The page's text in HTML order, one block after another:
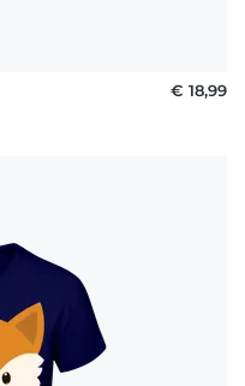
€ 18,99